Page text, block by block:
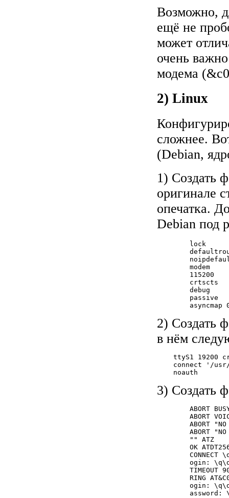
Возможно,
ещё не
может
очень
модема
2) Linux
сложнее.
(Debian,
1) Создать
оригинале
опечатка.
Debian под
lock
modem
115200
crtscts
debug
passive
asyncmap
2) Создать
в нём
ttyS1 19200
connect '/usr/
noauth
3) Создать
ABORT
ABORT
ABORT "NO
ABORT "NO
"" ATZ
OK ATDT2562
CONNECT
ogin:
TIMEOUT
RING
ogin:
assword: